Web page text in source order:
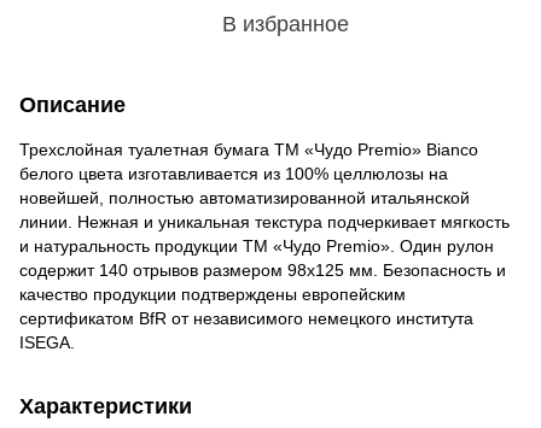
В избранное
Описание
Трехслойная туалетная бумага ТМ «Чудо Premio» Bianco
белого цвета изготавливается из 100% целлюлозы на
новейшей, полностью автоматизированной итальянской
линии. Нежная и уникальная текстура подчеркивает мягкость
и натуральность продукции ТМ «Чудо Premio». Один рулон
содержит 140 отрывов размером 98x125 мм. Безопасность и
качество продукции подтверждены европейским
сертификатом BfR от независимого немецкого института
ISEGA.
Характеристики